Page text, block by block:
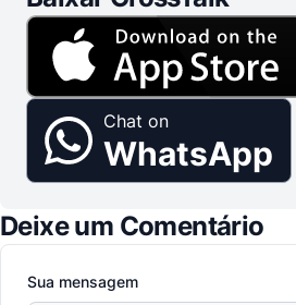
Chat on
WhatsApp
Deixe um Comentário
Sua mensagem